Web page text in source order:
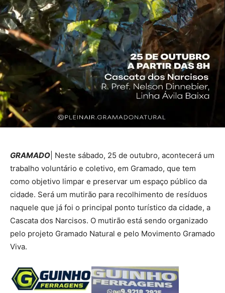
GRAMADO | Neste sábado, 25 de outubro, acontecerá um
trabalho voluntário e coletivo, em Gramado, que tem
como objetivo limpar e preservar um espaço público da
cidade. Será um mutirão para recolhimento de resíduos
naquele que já foi o principal ponto turístico da cidade, a
Cascata dos Narcisos. O mutirão está sendo organizado
pelo projeto Gramado Natural e pelo Movimento Gramado
Viva.